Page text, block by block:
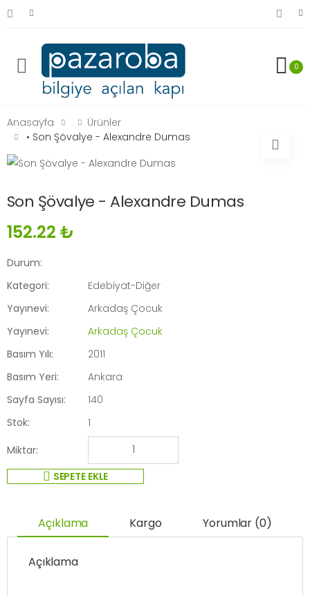
0
Anasayfa
Ürünler
• Son Şövalye - Alexandre Dumas
Son Şövalye - Alexandre Dumas
152.22 ₺
Durum:
Kategori:
Edebiyat-Diğer
Yayınevi:
Arkadaş Çocuk
Yayınevi:
Arkadaş Çocuk
Basım Yılı:
2011
Basım Yeri:
Ankara
Sayfa Sayısı:
140
Stok:
1
Miktar:
SEPETE EKLE
Açıklama Kargo Yorumlar (0)
Açıklama